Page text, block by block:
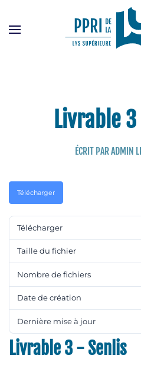
Livrable
ÉCRIT PARADMIN
Télécharger
Télécharger
Taille du fichier
Nombre de fichiers
Date de création
Dernière mise à jour
Livrable 3 - Senlis